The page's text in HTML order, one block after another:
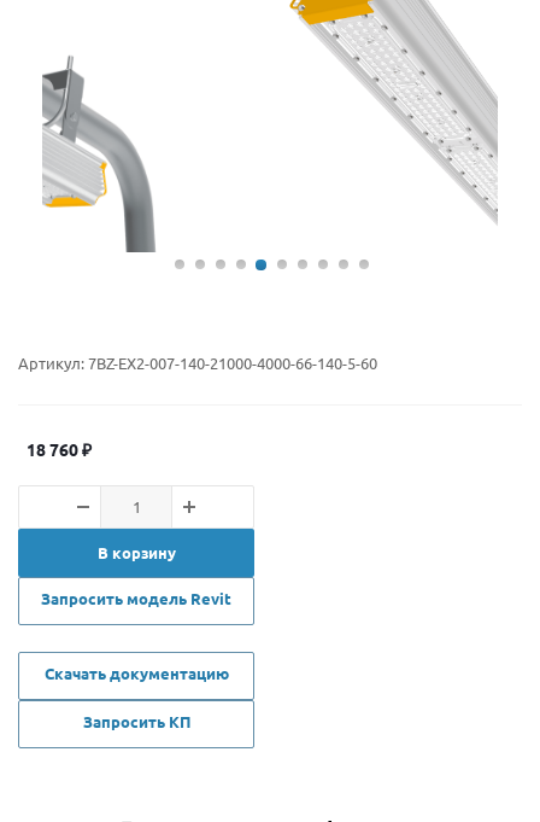
Артикул:7BZ-EX2-007-140-21000-4000-66-140-5-60
18 760₽
В корзину
Запросить модель Revit
Скачать документацию
Запросить КП